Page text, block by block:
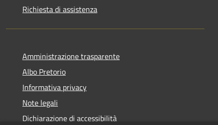
Richiesta di assistenza
Amministrazione trasparente
Albo Pretorio
Informativa privacy
Note legali
Dichiarazione di accessibilità